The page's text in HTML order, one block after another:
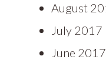
August
July 2017
June 2017